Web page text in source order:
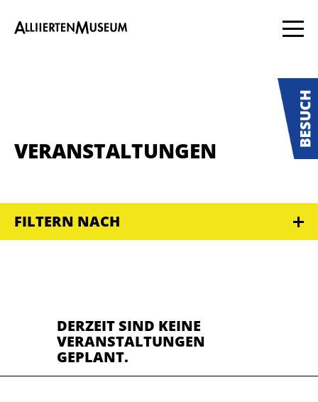
VERANSTALTUNGEN
FILTERN NACH
DERZEIT SIND KEINE
VERANSTALTUNGEN
GEPLANT.